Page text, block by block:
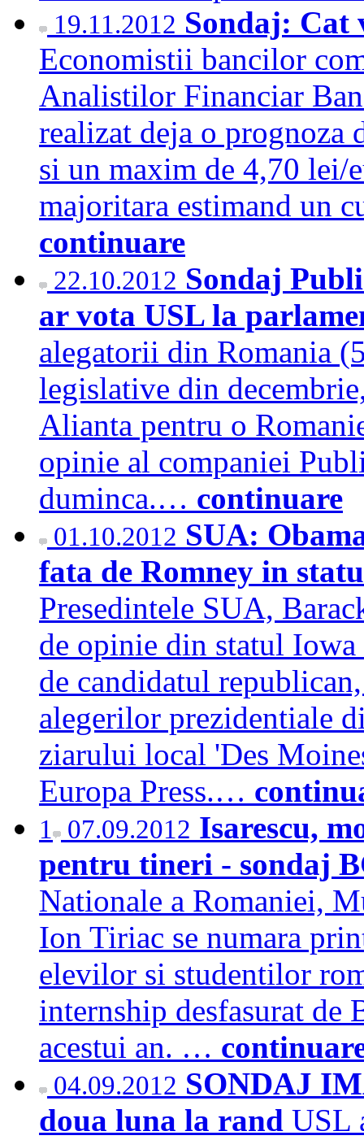
19.11.2012 Sondaj: Cat
Economistii bancilor
Analistilor Financiar
realizat deja o prognoza
si un maxim de 4,70 lei/
majoritara estimand un
continuare
22.10.2012 Sondaj
ar vota USL la
alegatorii din Romania
legislative din
Alianta pentru o
opinie al companiei
duminca.… continuare
01.10.2012 SUA:
fata de Romney in
Presedintele SUA,
de opinie din statul Iowa
de candidatul
alegerilor prezidentiale
ziarului local 'Des
Europa Press.…
1 07.09.2012 Isarescu,
pentru tineri - sondaj
Nationale a Romaniei,
Ion Tiriac se numara
elevilor si studentilor
internship desfasurat
acestui an. …
04.09.2012 SONDAJ
doua luna la rand USL